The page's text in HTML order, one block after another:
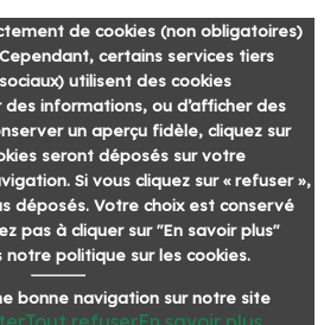
de cookies (non obligatoires)
certains services tiers
utilisent des cookies
informations, ou d’afficher des
un aperçu fidèle, cliquez sur
seront déposés sur votre
Si vous cliquez sur « refuser »,
déposés. Votre choix est conservé
pas à cliquer sur "En savoir plus"
politique sur les cookies.
bonne navigation sur notre site